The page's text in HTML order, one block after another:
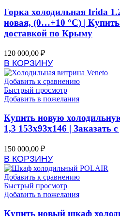
Горка холодильная Irida
новая, (0…+10 °C) |
доставкой по Крыму
120 000,00 ₽
В КОРЗИНУ
Добавить к сравнению
Быстрый просмотр
Добавить в пожелания
Купить новую
1,3 153x93x146 | Заказать
150 000,00 ₽
В КОРЗИНУ
Добавить к сравнению
Быстрый просмотр
Добавить в пожелания
Купить новый шкаф